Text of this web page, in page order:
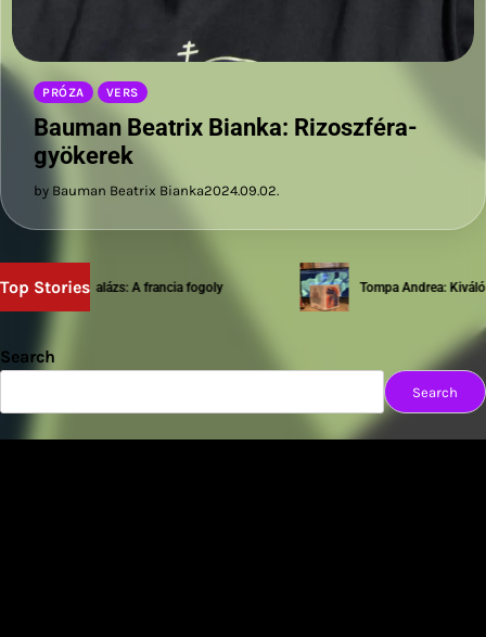
PRÓZA VERS
Bauman Beatrix Bianka: Rizoszféra-
gyökerek
by Bauman Beatrix Bianka2024.09.02.
Top Stories
Sziwery Balázs: A francia fogoly Tompa Andrea: Kiváló
Search
Search